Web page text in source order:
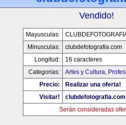
Vendido!
Mayusculas:
Minusculas:
clubdefotografia.com
Longitud:
16 caracteres
Categorias:
Artes y Cultura,
Precio:
Realizar una oferta!
Visitar!
clubdefotografia.com
Serán consideradas